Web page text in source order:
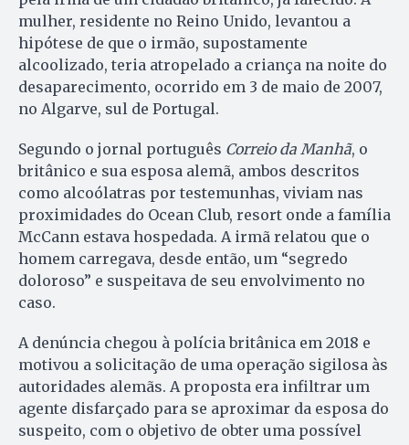
mulher, residente no Reino Unido, levantou a
hipótese de que o irmão, supostamente
alcoolizado, teria atropelado a criança na noite do
desaparecimento, ocorrido em 3 de maio de 2007,
no Algarve, sul de Portugal.
Segundo o jornal português Correio da Manhã, o
britânico e sua esposa alemã, ambos descritos
como alcoólatras por testemunhas, viviam nas
proximidades do Ocean Club, resort onde a família
McCann estava hospedada. A irmã relatou que o
homem carregava, desde então, um “segredo
doloroso” e suspeitava de seu envolvimento no
caso.
A denúncia chegou à polícia britânica em 2018 e
motivou a solicitação de uma operação sigilosa às
autoridades alemãs. A proposta era infiltrar um
agente disfarçado para se aproximar da esposa do
suspeito, com o objetivo de obter uma possível